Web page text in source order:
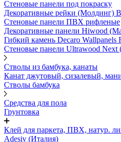
Стеновые панели под покраску
Декоративные рейки (Молдинг)
Стеновые панели ПВХ рифленыe
Декоративные панели Hiwood
Гибкий камень Decaro
Стеновые панели Ultrawood Next
Стволы из бамбука, канаты
Канат джутовый, сизалевый,
Стволы бамбука
Средства для пола
Грунтовка
Клей для паркета, ПВХ, натур.
Adesiv (Италия)